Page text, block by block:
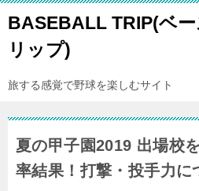
BASEBALL TRIP(ベー
リップ)
旅する感覚で野球を楽しむサイト
夏の甲子園2019 出場校
率結果！打撃・投手力に